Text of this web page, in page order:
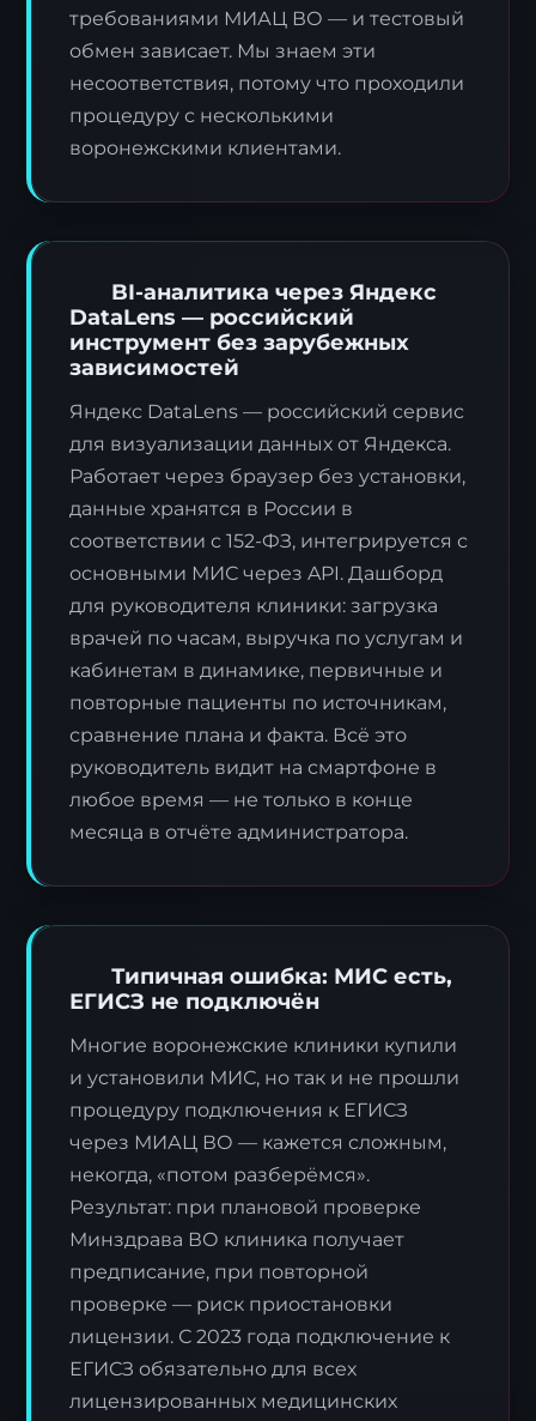
требованиями МИАЦ ВО — и тестовый
обмен зависает. Мы знаем эти
несоответствия, потому что проходили
процедуру с несколькими
воронежскими клиентами.
BI-аналитика через Яндекс
DataLens — российский
инструмент без зарубежных
зависимостей
Яндекс DataLens — российский сервис
для визуализации данных от Яндекса.
Работает через браузер без установки,
данные хранятся в России в
соответствии с 152-ФЗ, интегрируется с
основными МИС через API. Дашборд
для руководителя клиники: загрузка
врачей по часам, выручка по услугам и
кабинетам в динамике, первичные и
повторные пациенты по источникам,
сравнение плана и факта. Всё это
руководитель видит на смартфоне в
любое время — не только в конце
месяца в отчёте администратора.
Типичная ошибка: МИС есть,
ЕГИСЗ не подключён
Многие воронежские клиники купили
и установили МИС, но так и не прошли
процедуру подключения к ЕГИСЗ
через МИАЦ ВО — кажется сложным,
некогда, «потом разберёмся».
Результат: при плановой проверке
Минздрава ВО клиника получает
предписание, при повторной
проверке — риск приостановки
лицензии. С 2023 года подключение к
ЕГИСЗ обязательно для всех
лицензированных медицинских